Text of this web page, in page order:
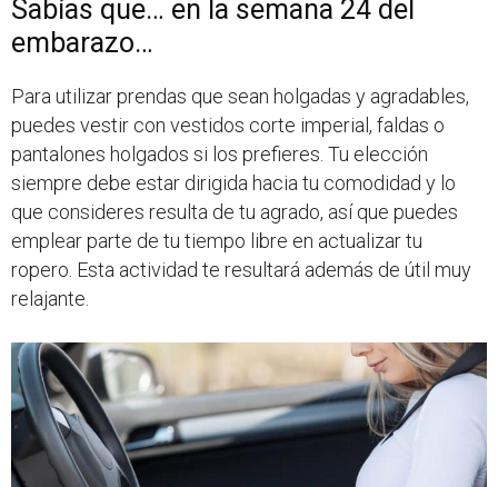
Sabías que… en la semana 24 del
embarazo…
Para utilizar prendas que sean holgadas y agradables,
puedes vestir con vestidos corte imperial, faldas o
pantalones holgados si los prefieres. Tu elección
siempre debe estar dirigida hacia tu comodidad y lo
que consideres resulta de tu agrado, así que puedes
emplear parte de tu tiempo libre en actualizar tu
ropero. Esta actividad te resultará además de útil muy
relajante.